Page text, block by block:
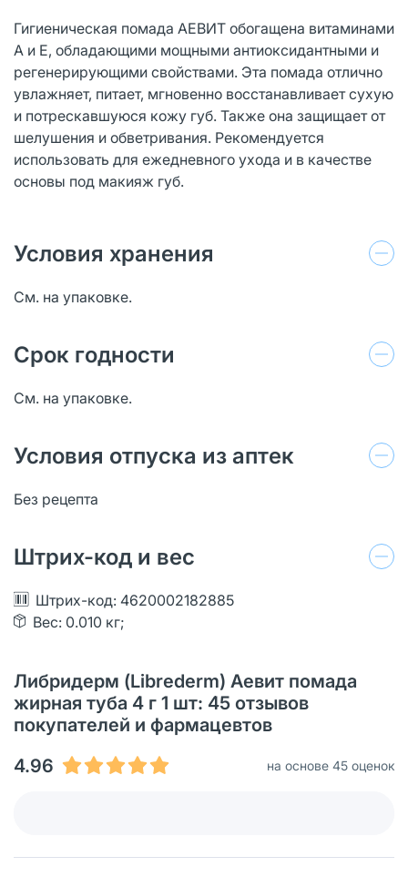
Гигиеническая помада АЕВИТ обогащена витаминами
А и Е, обладающими мощными антиоксидантными и
регенерирующими свойствами. Эта помада отлично
увлажняет, питает, мгновенно восстанавливает сухую
и потрескавшуюся кожу губ. Также она защищает от
шелушения и обветривания. Рекомендуется
использовать для ежедневного ухода и в качестве
основы под макияж губ.
Условия хранения
См. на упаковке.
Срок годности
См. на упаковке.
Условия отпуска из аптек
Без рецепта
Штрих-код и вес
Штрих-код: 4620002182885
Вес: 0.010 кг;
Либридерм (Librederm) Аевит помада
жирная туба 4 г 1 шт: 45 отзывов
покупателей и фармацевтов
4.96
на основе 45 оценок